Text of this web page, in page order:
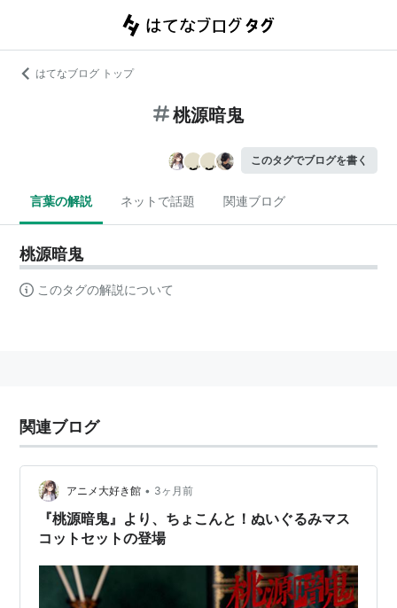
はてなブログ トップ
桃源暗鬼
このタグでブログを書く
言葉の解説 ネットで話題 関連ブログ
桃源暗鬼
このタグの解説について
関連ブログ
アニメ大好き館 • 3ヶ月前
『桃源暗鬼』より、ちょこんと！ぬいぐるみマス
コットセットの登場